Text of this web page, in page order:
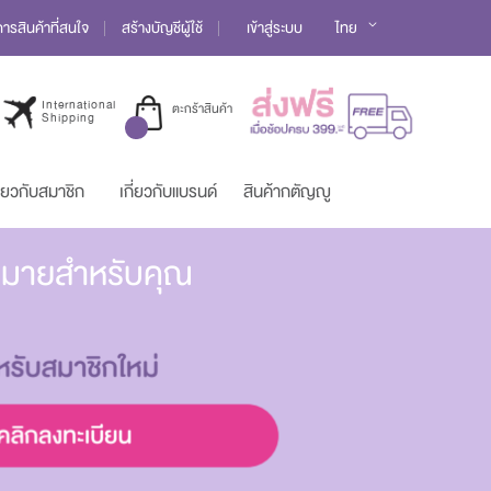
รสินค้าที่สนใจ สร้างบัญชีผู้ใช้ เข้าสู่ระบบ Language
ไทย
International
Shipping ตะกร้าสินค้า
วกับสมาชิก เกี่ยวกับแบรนด์ สินค้ากตัญญู
มายสำหรับคุณ